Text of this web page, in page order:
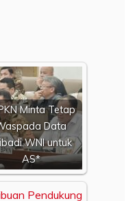
Minta Tetap
Data
WNI untuk
AS*